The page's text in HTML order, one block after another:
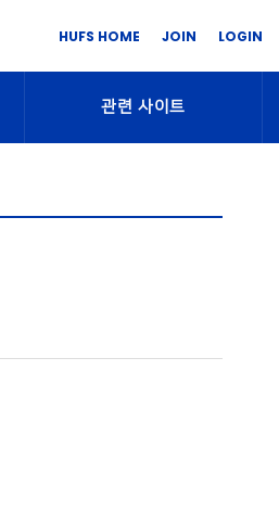
HUFS HOME JOIN LOGIN
관련 사이트